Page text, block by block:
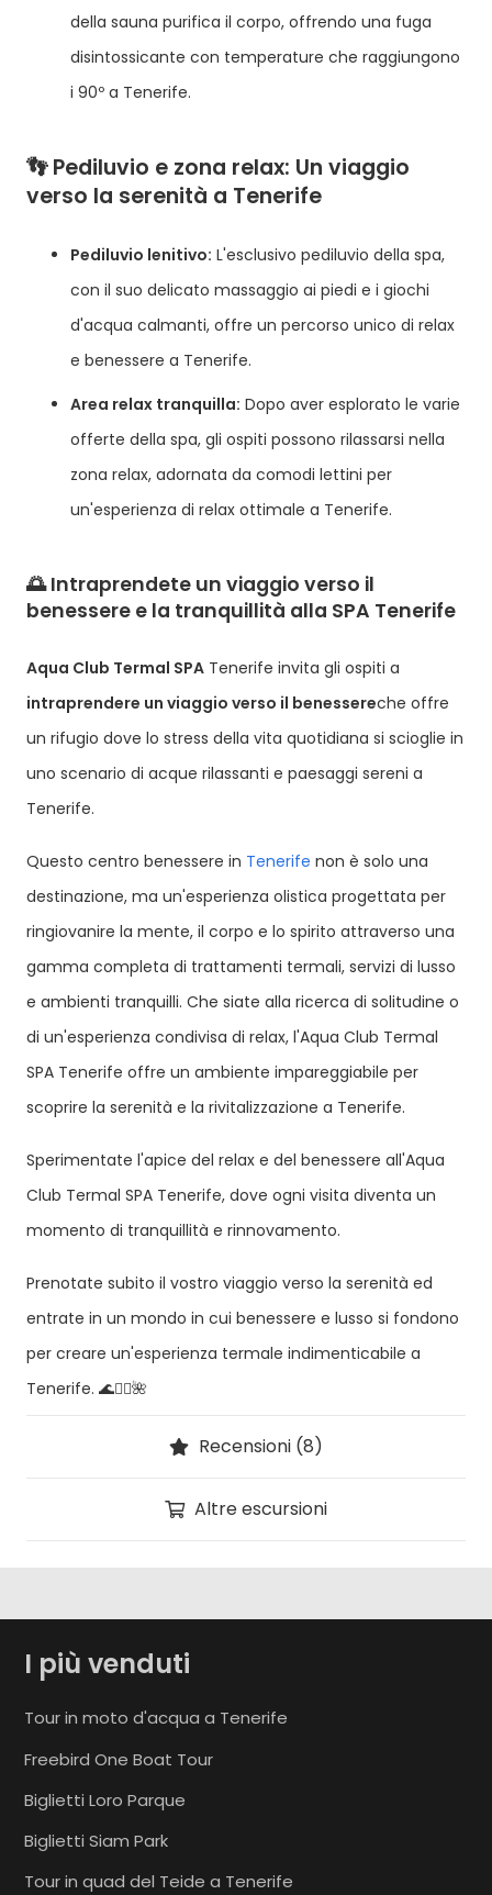
della sauna purifica il corpo, offrendo una fuga
disintossicante con temperature che raggiungono
i 90º a Tenerife.
👣 Pediluvio e zona relax: Un viaggio
verso la serenità a Tenerife
Pediluvio lenitivo: L'esclusivo pediluvio della spa,
con il suo delicato massaggio ai piedi e i giochi
d'acqua calmanti, offre un percorso unico di relax
e benessere a Tenerife.
Area relax tranquilla: Dopo aver esplorato le varie
offerte della spa, gli ospiti possono rilassarsi nella
zona relax, adornata da comodi lettini per
un'esperienza di relax ottimale a Tenerife.
🌅 Intraprendete un viaggio verso il
benessere e la tranquillità alla SPA Tenerife
Aqua Club Termal SPA Tenerife invita gli ospiti a
intraprendere un viaggio verso il benessereche offre
un rifugio dove lo stress della vita quotidiana si scioglie in
uno scenario di acque rilassanti e paesaggi sereni a
Tenerife.
Questo centro benessere in Tenerife non è solo una
destinazione, ma un'esperienza olistica progettata per
ringiovanire la mente, il corpo e lo spirito attraverso una
gamma completa di trattamenti termali, servizi di lusso
e ambienti tranquilli. Che siate alla ricerca di solitudine o
di un'esperienza condivisa di relax, l'Aqua Club Termal
SPA Tenerife offre un ambiente impareggiabile per
scoprire la serenità e la rivitalizzazione a Tenerife.
Sperimentate l'apice del relax e del benessere all'Aqua
Club Termal SPA Tenerife, dove ogni visita diventa un
momento di tranquillità e rinnovamento.
Prenotate subito il vostro viaggio verso la serenità ed
entrate in un mondo in cui benessere e lusso si fondono
per creare un'esperienza termale indimenticabile a
Tenerife. 🌊💆‍♀️🌺
Recensioni (8)
Altre escursioni
I più venduti
Tour in moto d'acqua a Tenerife
Freebird One Boat Tour
Biglietti Loro Parque
Biglietti Siam Park
Tour in quad del Teide a Tenerife